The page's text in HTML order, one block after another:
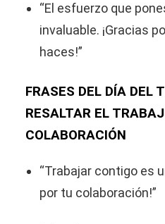
“El esfuerzo que
invaluable. ¡Gracias
haces!”
FRASES DEL DÍA DEL
RESALTAR EL
COLABORACIÓN
“Trabajar contigo es
por tu colaboración!”